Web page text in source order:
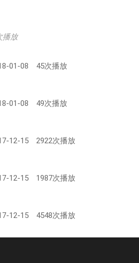
播放
01-08 45次播放
01-08 49次播放
12-15 2922次播放
12-15 1987次播放
12-15 4548次播放